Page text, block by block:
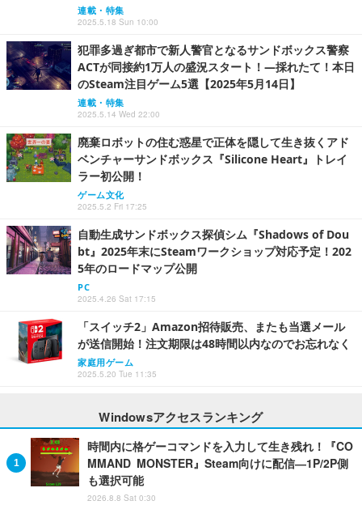
連載・特集
2025.5.18 Sun 10:00
犯罪多過ぎ都市で新人警官となるサンドボックス警察
ACTが同接約1万人の盛況スタート！―採れたて！本日
のSteam注目ゲーム5選【2025年5月14日】
連載・特集
2025.5.14 Wed 22:00
廃棄ロボットの住む惑星で正体を隠して生き抜くアド
ベンチャーサンドボックス『Silicone Heart』トレイ
ラー初公開！
ゲーム文化
2025.5.2 Fri 17:25
自動生成サンドボックス探偵シム『Shadows of Dou
bt』2025年末にSteamワークショップ対応予定！202
5年のロードマップ公開
PC
2025.4.26 Sat 17:15
「スイッチ2」Amazon招待販売、またも当選メール
が送信開始！注文期限は48時間以内なのでお忘れなく
家庭用ゲーム
2025.5.20 Tue 11:35
Windowsアクセスランキング
時間内に格ゲーコマンドを入力して生き残れ！『CO
MMAND MONSTER』Steam向けに配信―1P/2P側
も選択可能
2026.8.8 Sat 0:30